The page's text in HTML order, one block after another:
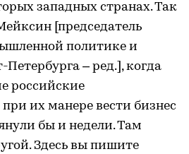
западных странах. Так
[председатель
политике и
– ред.], когда
российские
их манере вести бизнес
бы и недели. Там
Здесь вы пишите